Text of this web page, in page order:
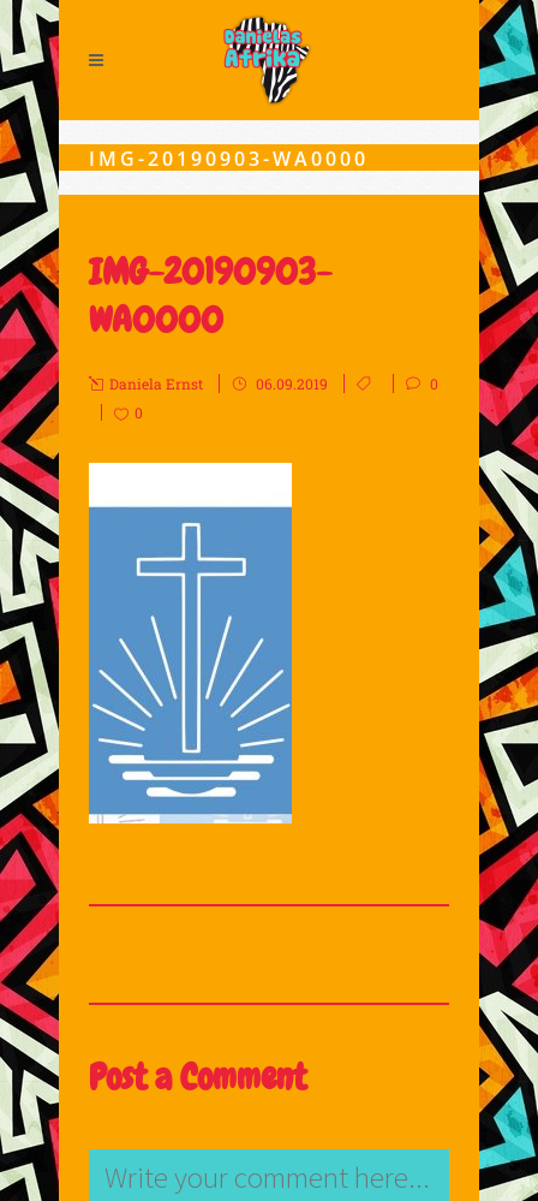
IMG-20190903-WA0000
IMG-20190903-
WA0000
Daniela Ernst 06.09.2019
0
0
Post a Comment